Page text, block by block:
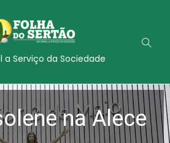
a Serviço da Sociedade
na Alece